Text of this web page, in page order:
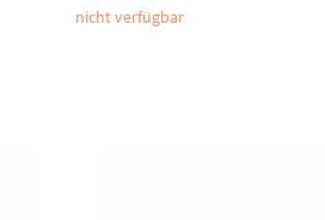
nicht verfügbar